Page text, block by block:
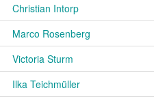
Christian Intorp
Marco Rosenberg
Victoria Sturm
Ilka Teichmüller